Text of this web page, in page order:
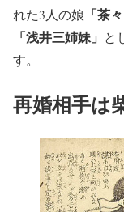
れた3人の娘 「茶
「浅井三姉妹」 と
す。
再婚相手は